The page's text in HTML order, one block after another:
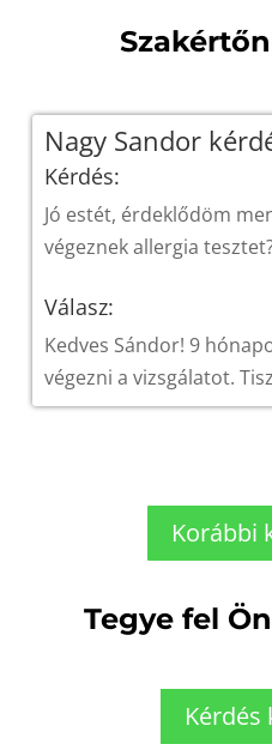
Nagy Sandor
Kérdés:
Jó estét, érdeklődöm
végeznek allergia
Válasz:
Kedves Sándor! 9
végezni a vizsgálatot.
Korábbi
Tegye fel
Kérdés